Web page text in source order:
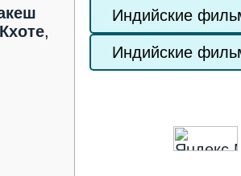
,
Индийские
Индийские